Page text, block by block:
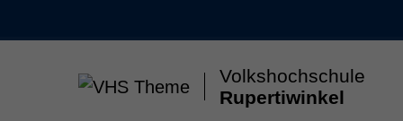
Volkshochschule
Rupertiwinkel
Kunst & Kultur